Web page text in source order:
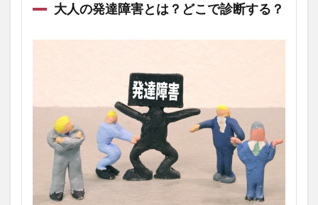
大人の発達障害とは？どこで診断する？